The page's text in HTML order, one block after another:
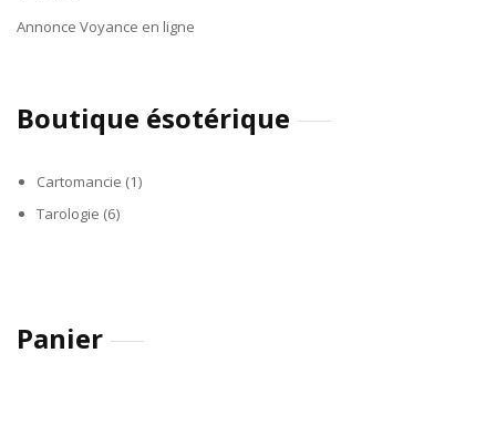
Annonce Voyance en ligne
Boutique ésotérique
Cartomancie (1)
Tarologie (6)
Panier